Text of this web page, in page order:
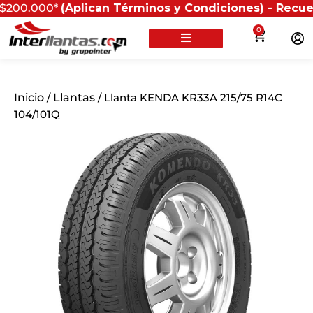
(Aplican Términos y Condiciones) - Recuerda
0
Inicio / Llantas / Llanta KENDA KR33A 215/75 R14C
104/101Q